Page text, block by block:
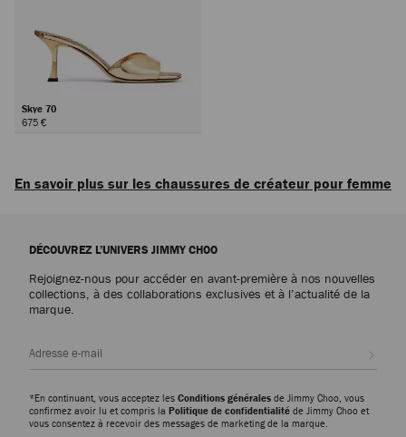
Skye 70
675 €
En savoir plus sur les chaussures de créateur pour femme
occasions, découvrez des chaussures de luxe pour femme qui incarnent la
sophistication, la polyvalence et le savoir-faire artistique de la maison
Jimmy Choo.
découvrez des silhouettes modernes alliant élégance intemporelle et
Pantoufles
La famille de pantoufles Eliot célèbre des formes sculpturales et des détails
DÉCOUVREZ L’UNIVERS JIMMY CHOO
Rejoignez-nous pour accéder en avant-première à nos nouvelles
collections, à des collaborations exclusives et à l’actualité de la
marque.
*En continuant, vous acceptez les Conditions générales de Jimmy Choo, vous
confirmez avoir lu et compris la Politique de confidentialité de Jimmy Choo et
vous consentez à recevoir des messages de marketing de la marque.